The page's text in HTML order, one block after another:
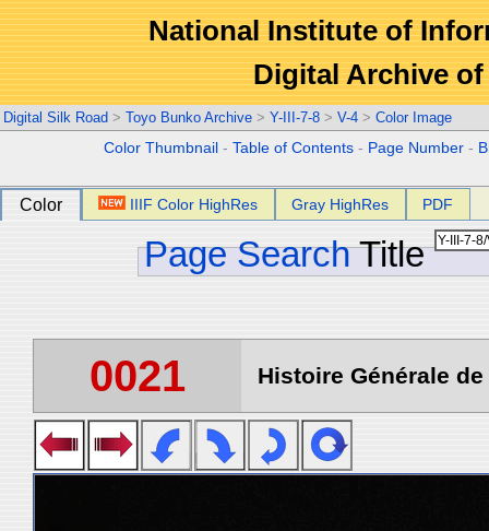
National Institute of
Digital Archive
Digital Silk Road > Toyo Bunko Archive > Y-III-7-8 > V-4 > Color Image
Color Thumbnail -Table of Contents - Page Number -
Color IIIF Color HighRes Gray HighRes PDF
Page Search Title
0021 Histoire Générale